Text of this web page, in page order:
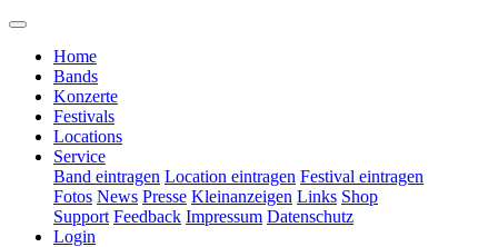
Home
Bands
Konzerte
Festivals
Locations
Service
Band eintragen Location eintragen Festival eintragen
Fotos News Presse Kleinanzeigen Links Shop
Support Feedback Impressum Datenschutz
Login